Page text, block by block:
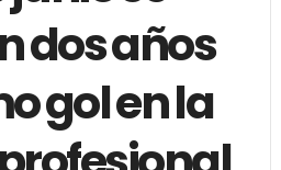
dos años
gol en la